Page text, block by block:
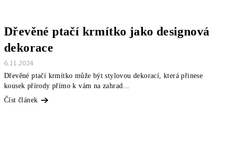
Dřevěné ptačí krmítko jako designová
dekorace
6.11.2024
Dřevěné ptačí krmítko může být stylovou dekorací, která přinese
kousek přírody přímo k vám na zahrad...
Číst článek